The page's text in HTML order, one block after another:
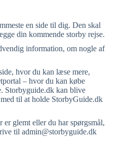
en side til dig. Den skal
din kommende storby rejse.
information, om nogle af
hvor du kan læse mere,
– hvor du kan købe
Storbyguide.dk kan blive
til at holde StorbyGuide.dk
er glemt eller du har spørgsmål,
til admin@storbyguide.dk